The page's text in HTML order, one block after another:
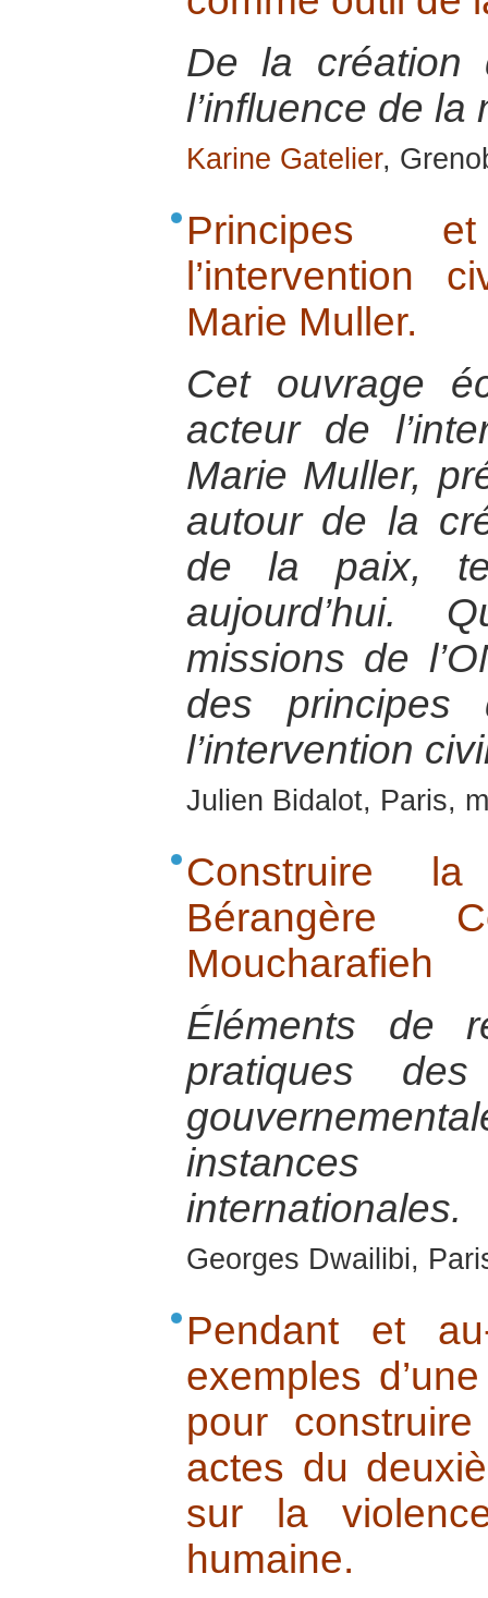
De la création
l’influence de la
Karine Gatelier,
Principes
l’intervention
Marie Muller.
Cet ouvrage
acteur de
Marie Muller,
autour de la
de la paix,
aujourd’hui.
missions de
des principes
l’intervention
Julien Bidalot, Paris,
Construire
Bérangère
Moucharafieh
Éléments de
pratiques
internationales.
Georges Dwailibi,
Pendant et
exemples
pour
actes du
sur la
humaine.